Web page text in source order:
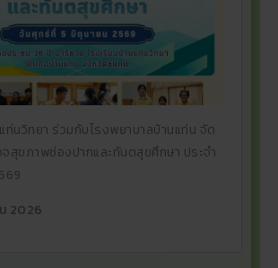
ท่นวิทยา ร่วมกับโรงพยาบาลบ้านแท่น จัด
สุขภาพช่องปากและทันตสุขศึกษา ประจำ
2026